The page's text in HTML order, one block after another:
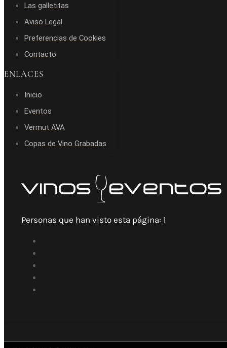
Las galletitas
Aviso Legal
Preferencias de Cookies
Contacto
ENLACES
Inicio
Eventos
Vermut AVA
Copas de Vino Grabadas
Personas que han visto esta página: 1